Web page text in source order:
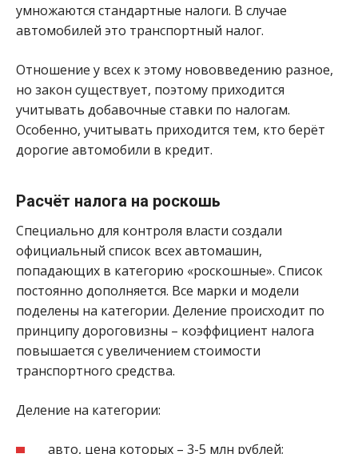
умножаются стандартные налоги. В случае
автомобилей это транспортный налог.
Отношение у всех к этому нововведению разное,
но закон существует, поэтому приходится
учитывать добавочные ставки по налогам.
Особенно, учитывать приходится тем, кто берёт
дорогие автомобили в кредит.
Расчёт налога на роскошь
Специально для контроля власти создали
официальный список всех автомашин,
попадающих в категорию «роскошные». Список
постоянно дополняется. Все марки и модели
поделены на категории. Деление происходит по
принципу дороговизны – коэффициент налога
повышается с увеличением стоимости
транспортного средства.
Деление на категории:
авто, цена которых – 3-5 млн рублей;